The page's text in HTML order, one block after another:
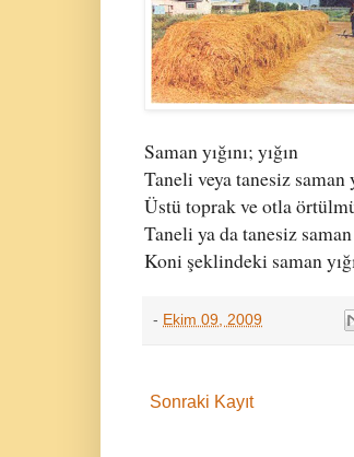
Saman yığını; yığın
Taneli veya tanesiz saman
Üstü toprak ve otla
Taneli ya da tanesiz saman
Koni şeklindeki saman
- Ekim 09, 2009
Sonraki Kayıt